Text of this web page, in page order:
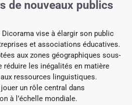
de nouveaux publics
Dicorama vise à élargir son public
et associations éducatives.
aux zones géographiques sous-
réduire les inégalités en matière
aux ressources linguistiques.
un rôle central dans
à l’échelle mondiale.